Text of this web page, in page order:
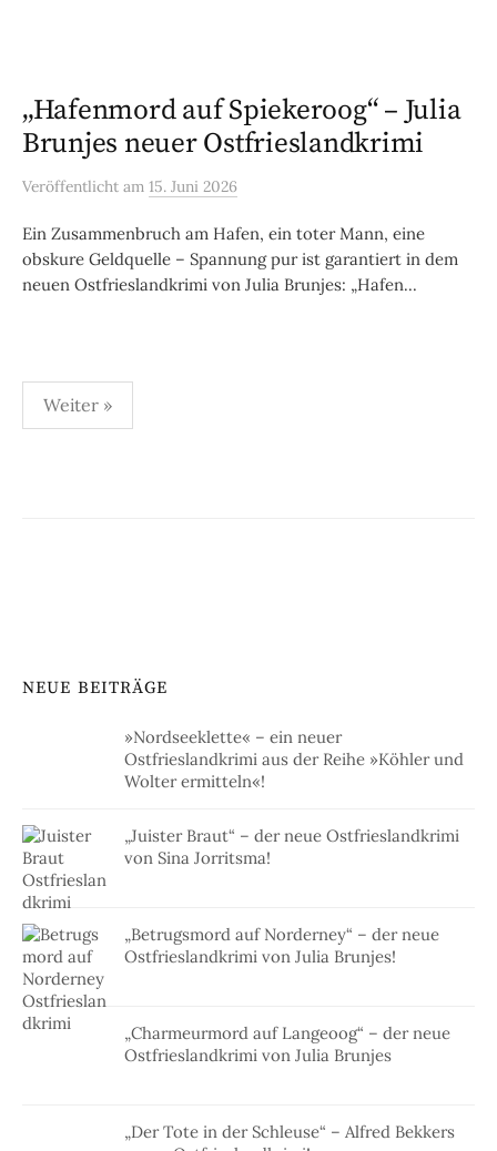
„Hafenmord auf Spiekeroog“ – Julia
Brunjes neuer Ostfrieslandkrimi
Veröffentlicht am 15. Juni 2026
Ein Zusammenbruch am Hafen, ein toter Mann, eine
obskure Geldquelle – Spannung pur ist garantiert in dem
neuen Ostfrieslandkrimi von Julia Brunjes: „Hafen...
Seitennummerierung
der
Weiter »
NEUE BEITRÄGE
»Nordseeklette« – ein neuer
Ostfrieslandkrimi aus der Reihe »Köhler und
Wolter ermitteln«!
„Juister Braut“ – der neue Ostfrieslandkrimi
von Sina Jorritsma!
„Betrugsmord auf Norderney“ – der neue
Ostfrieslandkrimi von Julia Brunjes!
„Charmeurmord auf Langeoog“ – der neue
Ostfrieslandkrimi von Julia Brunjes
„Der Tote in der Schleuse“ – Alfred Bekkers